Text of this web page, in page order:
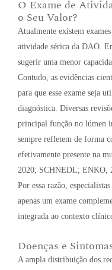
O Exame de
o Seu Valor?
Atualmente existem
atividade sérica da DAO.
sugerir uma menor
Contudo, as evidências
para que esse exame seja
diagnóstica. Diversas
principal função no lúmen
sempre refletem de forma
efetivamente presente na
2020; SCHNEDL; ENKO,
Por essa razão,
apenas um exame
integrada ao contexto
Doenças e
A ampla distribuição dos